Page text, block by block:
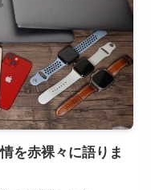
を赤裸々に語りま